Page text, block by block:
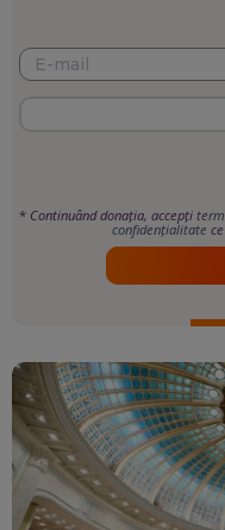
* Continuând donația, accepți
confidențialitate